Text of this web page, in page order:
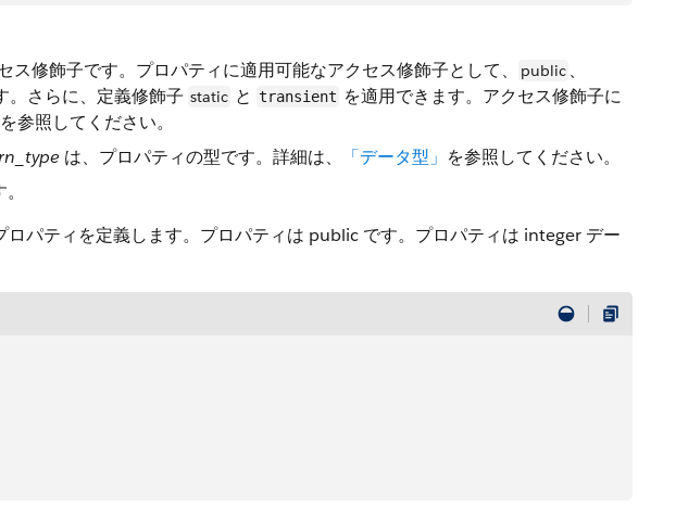
ス修飾子です。プロパティに適用可能なアクセス修飾子として、 public 、
。さらに、定義修飾子 static と transient を適用できます。アクセス修飾子に
を参照してください。
は、プロパティの型です。詳細は、 「データ型」 を参照してください。
ロパティを定義します。プロパティは public です。プロパティは integer デー